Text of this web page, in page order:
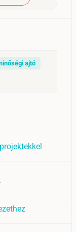
ajtó